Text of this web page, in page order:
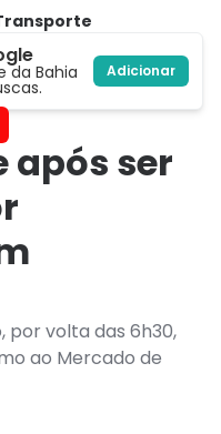
da Bahia Adicionar
após ser
volta das 6h30,
ao Mercado de